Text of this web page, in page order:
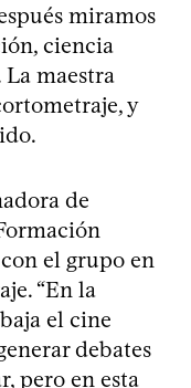
miramos
ciencia
maestra
y
de
el grupo en
“En la
el cine
debates
pero en esta